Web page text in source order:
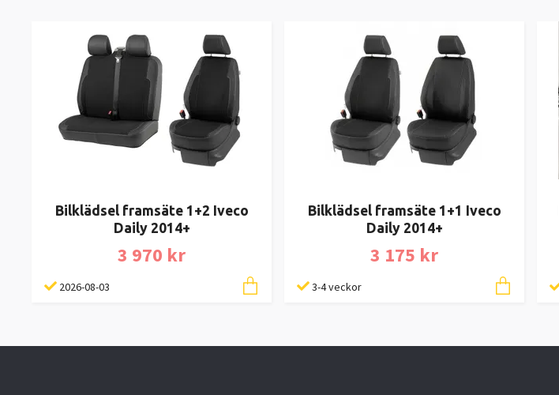
Bilklädsel framsäte 1+2 Iveco
Daily 2014+
3 970 kr
2026-08-03
Bilklädsel framsäte 1+1 Iveco
Daily 2014+
3 175 kr
3-4 veckor